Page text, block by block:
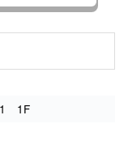
1 1F